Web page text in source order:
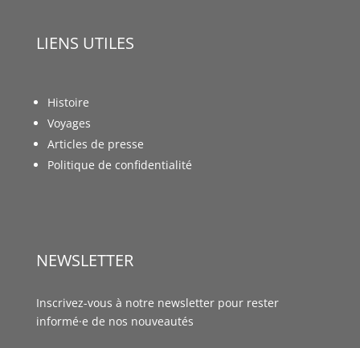
LIENS UTILES
Histoire
Voyages
Articles de presse
Politique de confidentialité
NEWSLETTER
Inscrivez-vous à notre newsletter pour rester
informé·e de nos nouveautés